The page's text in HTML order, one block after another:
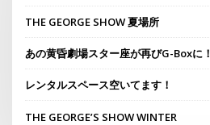
THE GEORGE SHOW 夏場所
あの黄昏劇場スター座が再びG-Boxに！
レンタルスペース空いてます！
THE GEORGE’S SHOW WINTER